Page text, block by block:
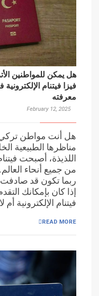
هل يمكن للمواطنين
معرفته
February 12, 2025
هل أنت مواطن تركي
مناظرها الطبيعية
اللذيذة، أصبحت
من جميع أنحاء
ربما تكون قد
إذا كان بإمكانك
فيتنام الإلكترونية أم
READ MORE